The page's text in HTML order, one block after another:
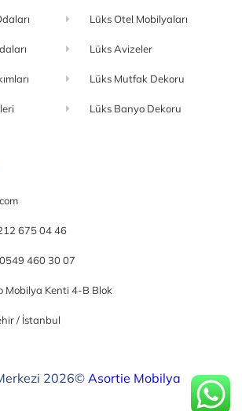
Lüks Otel Mobilyaları
Lüks Avizeler
Lüks Mutfak Dekoru
Lüks Banyo Dekoru
675 04 46
460 30 07
Mobilya Kenti 4-B Blok
/ İstanbul
2026©Asortie Mobilya